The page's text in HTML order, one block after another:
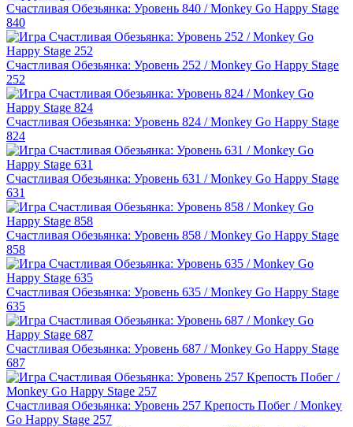
Счастливая Обезьянка: Уровень 840 / Monkey Go Happy Stage
840
Счастливая Обезьянка: Уровень 252 / Monkey Go Happy Stage
252
Счастливая Обезьянка: Уровень 824 / Monkey Go Happy Stage
824
Счастливая Обезьянка: Уровень 631 / Monkey Go Happy Stage
631
Счастливая Обезьянка: Уровень 858 / Monkey Go Happy Stage
858
Счастливая Обезьянка: Уровень 635 / Monkey Go Happy Stage
635
Счастливая Обезьянка: Уровень 687 / Monkey Go Happy Stage
687
Счастливая Обезьянка: Уровень 257 Крепость Побег / Monkey
Go Happy Stage 257